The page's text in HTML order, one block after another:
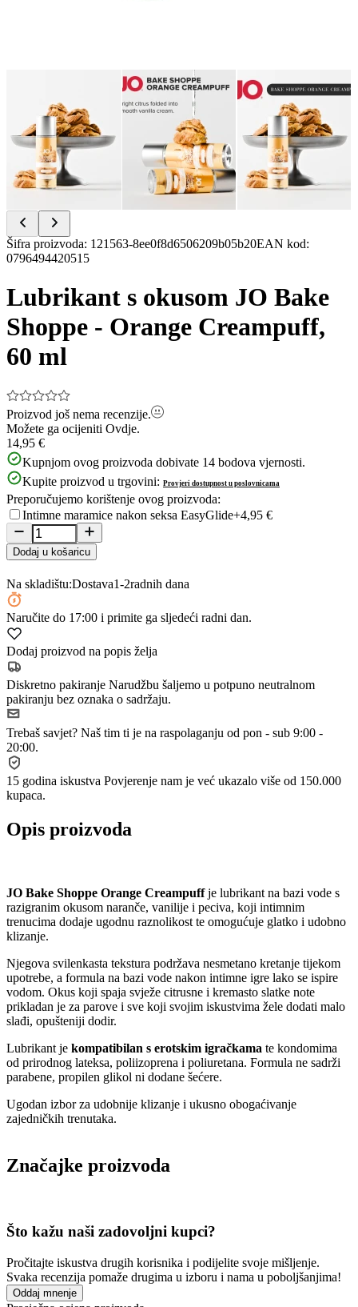
Item
1
10
Šifra proizvoda: 121563-8ee0f8d6506209b05b20EAN kod:
0796494420515
Lubrikant s okusom JO Bake
Shoppe - Orange Creampuff,
60 ml
Proizvod još nema recenzije.
Možete ga ocijeniti Ovdje.
14,95 €
Kupnjom ovog proizvoda dobivate 14 bodova vjernosti.
Kupite proizvod u trgovini: Provjeri dostupnost u poslovnicama
Preporučujemo korištenje ovog proizvoda:
Intimne maramice nakon seksa EasyGlide+4,95 €
Dodaj u košaricu
Na skladištu:Dostava1-2radnih dana
Naručite do 17:00 i primite ga sljedeći radni dan.
Dodaj proizvod na popis želja
Diskretno pakiranje Narudžbu šaljemo u potpuno neutralnom
pakiranju bez oznaka o sadržaju.
Trebaš savjet? Naš tim ti je na raspolaganju od pon - sub 9:00 -
20:00.
15 godina iskustva Povjerenje nam je već ukazalo više od 150.000
kupaca.
Opis proizvoda
JO Bake Shoppe Orange Creampuffje lubrikant na bazi vode s
razigranim okusom naranče, vanilije i peciva, koji intimnim
trenucima dodaje ugodnu raznolikost te omogućuje glatko i udobno
klizanje.
Njegova svilenkasta tekstura podržava nesmetano kretanje tijekom
upotrebe, a formula na bazi vode nakon intimne igre lako se ispire
vodom. Okus koji spaja svježe citrusne i kremasto slatke note
prikladan je za parove i sve koji svojim iskustvima žele dodati malo
slađi, opušteniji dodir.
Lubrikant je kompatibilan s erotskim igračkama te kondomima
od prirodnog lateksa, poliizoprena i poliuretana. Formula ne sadrži
parabene, propilen glikol ni dodane šećere.
Ugodan izbor za udobnije klizanje i ukusno obogaćivanje
zajedničkih trenutaka.
Značajke proizvoda
Što kažu naši zadovoljni kupci?
Pročitajte iskustva drugih korisnika i podijelite svoje mišljenje.
Svaka recenzija pomaže drugima u izboru i nama u poboljšanjima!
Oddaj mnenje